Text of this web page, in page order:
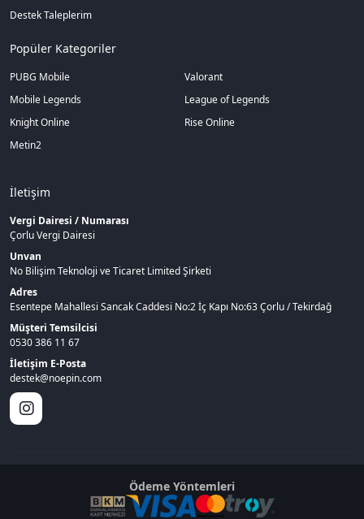
Destek Taleplerim
Popüler Kategoriler
PUBG Mobile
Valorant
Mobile Legends
League of Legends
Knight Online
Rise Online
Metin2
İletişim
Vergi Dairesi / Numarası
Çorlu Vergi Dairesi
Unvan
No Bilişim Teknoloji ve Ticaret Limited Şirketi
Adres
Esentepe Mahallesi Sancak Caddesi No:2 İç Kapı No:63 Çorlu / Tekirdağ
Müşteri Temsilcisi
0530 386 11 67
İletişim E-Posta
destek@noepin.com
Ödeme Yöntemleri